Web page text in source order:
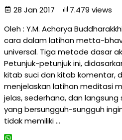
28 Jan 2017
7.479 views
Oleh : Y.M. Acharya
cara dalam latihan metta-
universal. Tiga metode dasar
Petunjuk-petunjuk ini,
kitab suci dan kitab komentar,
menjelaskan latihan meditasi
jelas, sederhana, dan
yang bersungguh-sungguh
tidak memiliki …